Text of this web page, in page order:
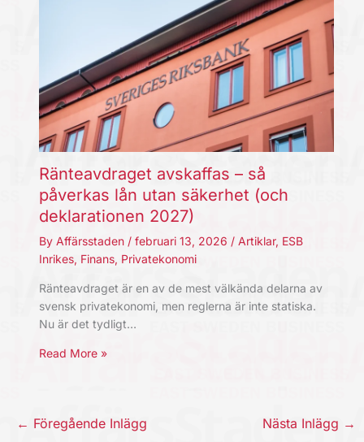
Ränteavdraget avskaffas – så
påverkas lån utan säkerhet (och
deklarationen 2027)
By Affärsstaden / februari 13, 2026 / Artiklar, ESB
Inrikes, Finans, Privatekonomi
Ränteavdraget är en av de mest välkända delarna av
svensk privatekonomi, men reglerna är inte statiska.
Nu är det tydligt…
Read More »
← Föregående Inlägg Nästa Inlägg →